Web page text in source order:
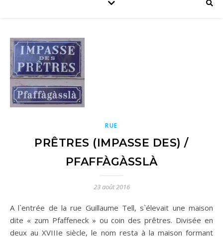
RUE
PRÊTRES (IMPASSE DES) /
PFAFFÀGÀSSLÀ
23 août 2016
A l`entrée de la rue Guillaume Tell, s`élevait une maison
dite « zum Pfaffeneck » ou coin des prêtres. Divisée en
deux au XVIIIe siècle, le nom resta à la maison formant